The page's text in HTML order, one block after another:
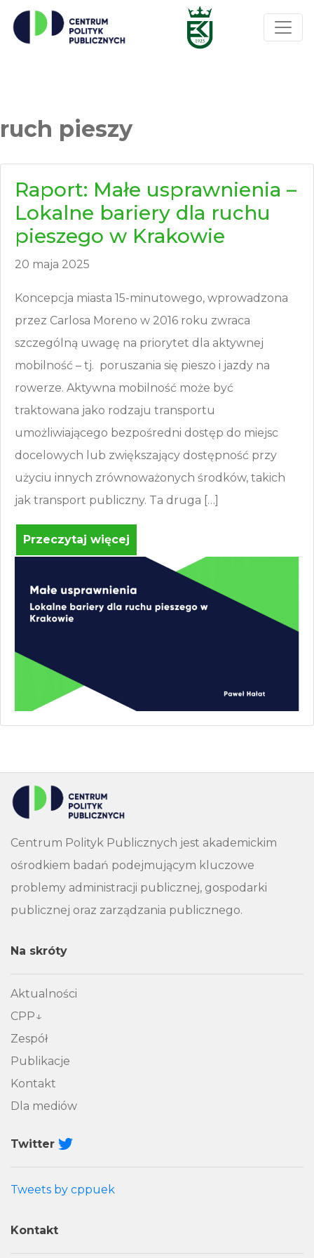
ruch pieszy
Raport: Małe usprawnienia –
Lokalne bariery dla ruchu
pieszego w Krakowie
20 maja 2025
Koncepcja miasta 15-minutowego, wprowadzona
przez Carlosa Moreno w 2016 roku zwraca
szczególną uwagę na priorytet dla aktywnej
mobilność – tj. poruszania się pieszo i jazdy na
rowerze. Aktywna mobilność może być
traktowana jako rodzaju transportu
umożliwiającego bezpośredni dostęp do miejsc
docelowych lub zwiększający dostępność przy
użyciu innych zrównoważonych środków, takich
jak transport publiczny. Ta druga […]
Przeczytaj więcej
Centrum Polityk Publicznych jest akademickim
ośrodkiem badań podejmującym kluczowe
problemy administracji publicznej, gospodarki
publicznej oraz zarządzania publicznego.
Na skróty
Aktualności
CPP
Zespół
Publikacje
Kontakt
Dla mediów
Twitter
Tweets by cppuek
Kontakt